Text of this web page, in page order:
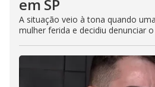
em SP
A situação veio à tona quando
mulher ferida e decidiu denunciar